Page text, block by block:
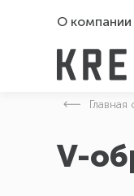
О компании
О компании
Главная
V-